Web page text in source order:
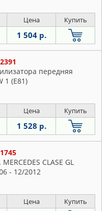
Цена Купить
1 504 р.
передняя
1 (E81)
Цена Купить
1 528 р.
CLASE GL
- 12/2012
Цена Купить